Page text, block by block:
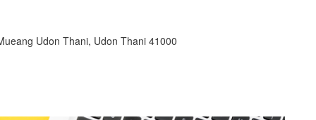
Udon Thani, Udon Thani 41000